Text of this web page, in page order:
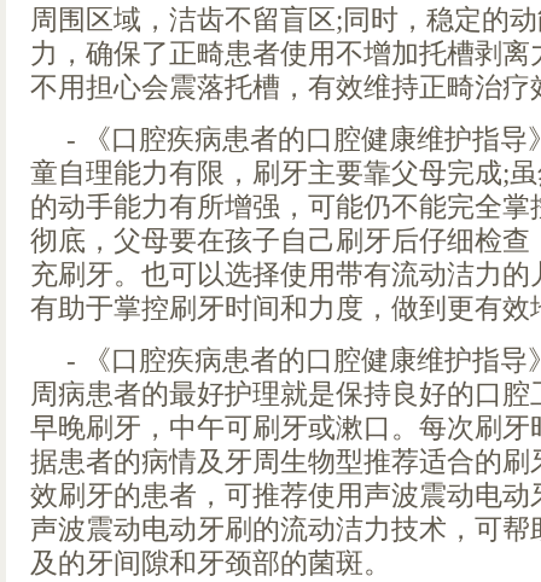
周围区域，洁齿不留盲区;同时，稳定的
力，确保了正畸患者使用不增加托槽剥
不用担心会震落托槽，有效维持正畸治疗
- 《口腔疾病患者的口腔健康维护指导
童自理能力有限，刷牙主要靠父母完成;
的动手能力有所增强，可能仍不能完全
彻底，父母要在孩子自己刷牙后仔细检
充刷牙。也可以选择使用带有流动洁力
有助于掌控刷牙时间和力度，做到更有效
- 《口腔疾病患者的口腔健康维护指导
周病患者的最好护理就是保持良好的口
早晚刷牙，中午可刷牙或漱口。每次刷牙
据患者的病情及牙周生物型推荐适合的
效刷牙的患者，可推荐使用声波震动电
声波震动电动牙刷的流动洁力技术，可
及的牙间隙和牙颈部的菌斑。